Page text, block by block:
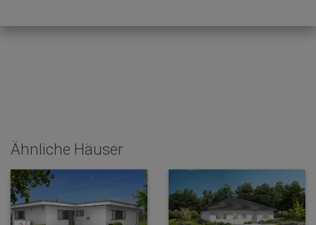
Ähnliche Häuser